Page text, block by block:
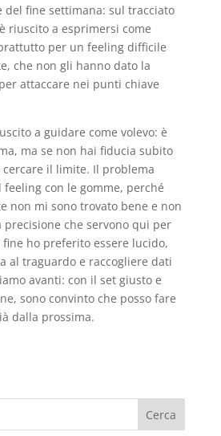
del fine settimana: sul tracciato
riuscito a esprimersi come
per un feeling difficile
che non gli hanno dato la
attaccare nei punti chiave
a guidare come volevo: è
ma se non hai fiducia subito
il limite. Il problema
con le gomme, perché
non mi sono trovato bene e non
precisione che servono qui per
ho preferito essere lucido,
al traguardo e raccogliere dati
avanti: con il set giusto e
sono convinto che posso fare
dalla prossima.
Cerca